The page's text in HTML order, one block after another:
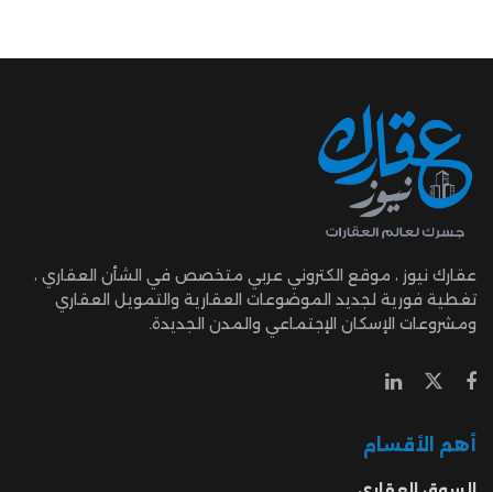
عقارك نيوز ، موقع الكتروني عربي متخصص في الشأن العقاري ،
تغطية فورية لجديد الموضوعات العقارية والتمويل العقاري
ومشروعات الإسكان الإجتماعي والمدن الجديدة.
أهم الأقسام